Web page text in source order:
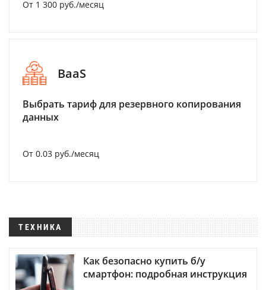
От 1 300 руб./месяц
BaaS
Выбрать тариф для резервного копирования
данных
От 0.03 руб./месяц
ТЕХНИКА
Как безопасно купить б/у
смартфон: подробная инструкция